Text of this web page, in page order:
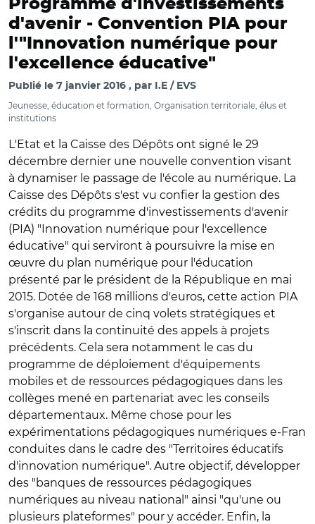
Programme d'investissements
d'avenir - Convention PIA pour
l'"Innovation numérique pour
l'excellence éducative"
Publié le 7 janvier 2016 par I.E / EVS
Jeunesse, éducation et formation, Organisation territoriale, élus et
institutions
L'Etat et la Caisse des Dépôts ont signé le 29
décembre dernier une nouvelle convention visant
à dynamiser le passage de l'école au numérique. La
Caisse des Dépôts s'est vu confier la gestion des
crédits du programme d'investissements d'avenir
(PIA) "Innovation numérique pour l'excellence
éducative" qui serviront à poursuivre la mise en
œuvre du plan numérique pour l'éducation
présenté par le président de la République en mai
2015. Dotée de 168 millions d'euros, cette action PIA
s'organise autour de cinq volets stratégiques et
s'inscrit dans la continuité des appels à projets
précédents. Cela sera notamment le cas du
programme de déploiement d'équipements
mobiles et de ressources pédagogiques dans les
collèges mené en partenariat avec les conseils
départementaux. Même chose pour les
expérimentations pédagogiques numériques e-Fran
conduites dans le cadre des "Territoires éducatifs
d'innovation numérique". Autre objectif, développer
des "banques de ressources pédagogiques
numériques au niveau national" ainsi "qu'une ou
plusieurs plateformes" pour y accéder. Enfin, la